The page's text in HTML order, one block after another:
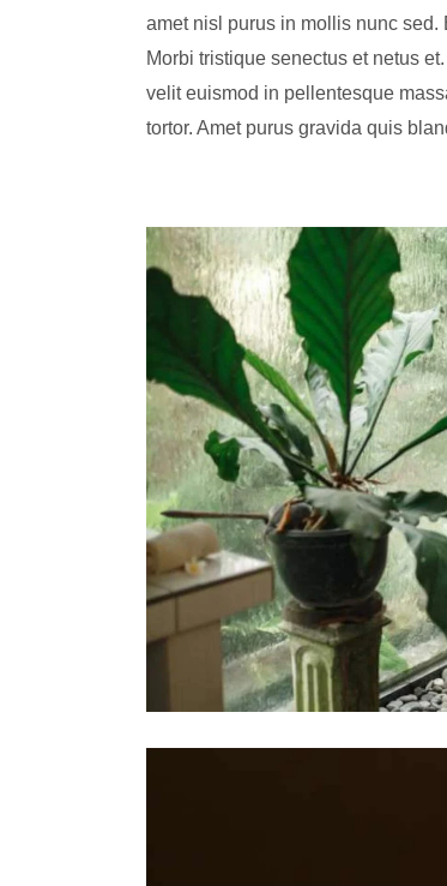
amet nisl purus in mollis nunc
Morbi tristique senectus et netus
velit euismod in pellentesque
tortor. Amet purus gravida quis